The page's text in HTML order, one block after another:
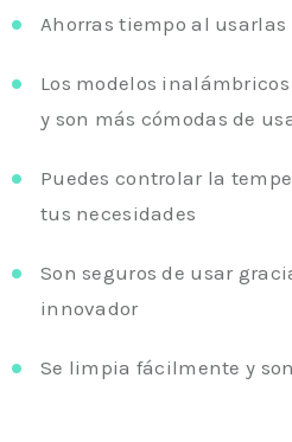
Ahorras tiempo al usarlas
Los modelos
y son más cómodas de
Puedes controlar la
tus necesidades
Son seguros de usar
innovador
Se limpia fácilmente y